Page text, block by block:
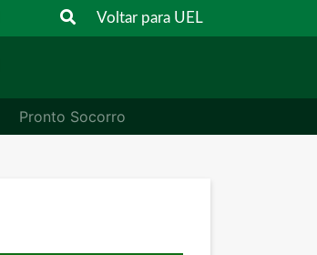
Voltar para UEL
Pronto Socorro